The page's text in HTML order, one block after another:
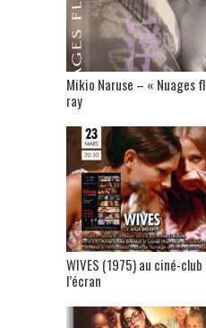
Mikio Naruse – « Nuages
ray
WIVES (1975) au ciné-
l’écran